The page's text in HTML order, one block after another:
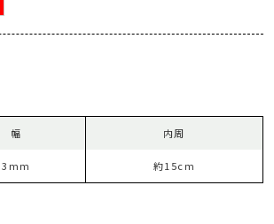
幅 内周
3mm 約15cm